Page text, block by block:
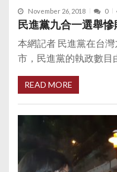
November 26, 2018 0
民進黨九合一選舉
本網記者 民進黨在台
市，民進黨的執政數目
READ MORE